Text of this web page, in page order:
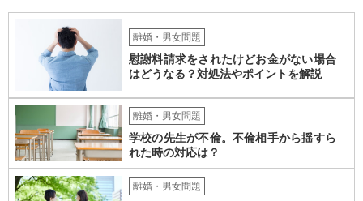
離婚・男女問題
慰謝料請求をされたけどお金がない場合
はどうなる？対処法やポイントを解説
離婚・男女問題
学校の先生が不倫。不倫相手から揺すら
れた時の対応は？
離婚・男女問題